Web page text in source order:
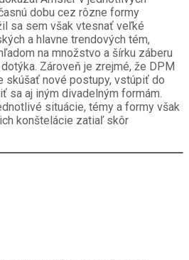
dobu cez rôzne formy
sa sem však vtesnať veľké
a hlavne trendových tém,
na množstvo a šírku záberu
Zároveň je zrejmé, že DPM
skúšať nové postupy, vstúpiť do
sa aj iným divadelným formám.
situácie, témy a formy však
konštelácie zatiaľ skôr